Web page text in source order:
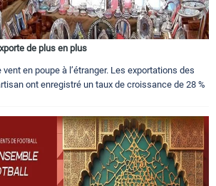
de plus en plus
vent en poupe à l’étranger. Les exportations des
ont enregistré un taux de croissance de 28 %